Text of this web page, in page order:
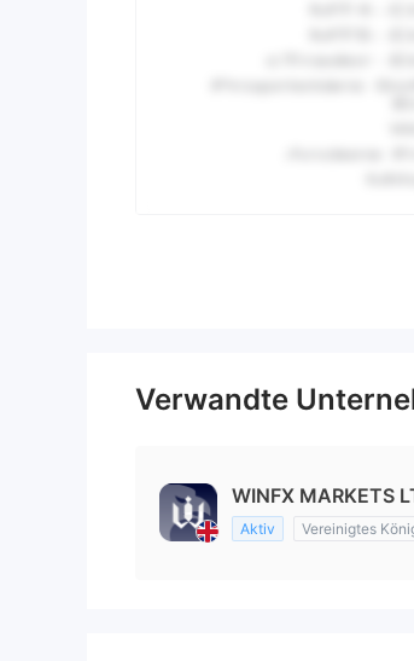
Verwandte
WINFX MARKETS
Aktiv Vereinigtes